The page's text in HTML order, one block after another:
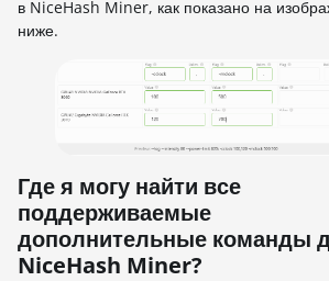
в NiceHash Miner, как показано на
ниже.
Где я могу найти все
поддерживаемые
дополнительные команды
NiceHash Miner?